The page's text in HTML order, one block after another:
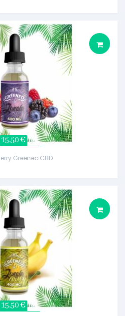
15,50 €
Greeneo CBD
15,50 €